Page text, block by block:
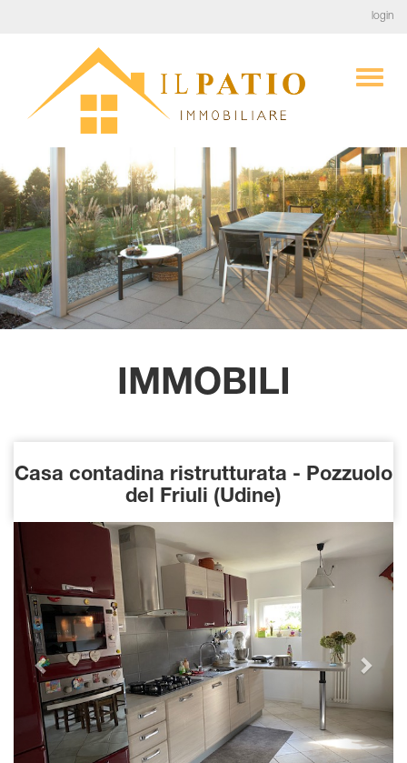
login
IMMOBILI
Casa contadina ristrutturata - Pozzuolo
del Friuli (Udine)